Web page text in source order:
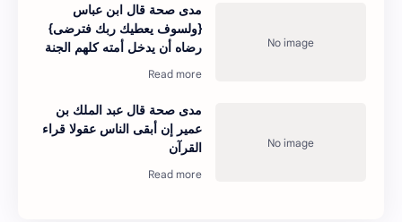
مدى صحة قال ‎ابن عباس
{ولسوف يعطيك ربك فترضى}
رضاه أن يدخل أمته كلهم الجنة
مدى صحة قال عبد الملك بن
عمير إن أبقى الناس عقولا قراء
القرآن